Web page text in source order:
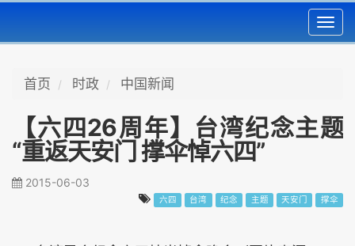
首页 时政 中国新闻
【六四26周年】台湾纪念主题
“重返天安门 撑伞悼六四”
2015-06-03
六四 台湾 纪念 主题 天安门 撑伞